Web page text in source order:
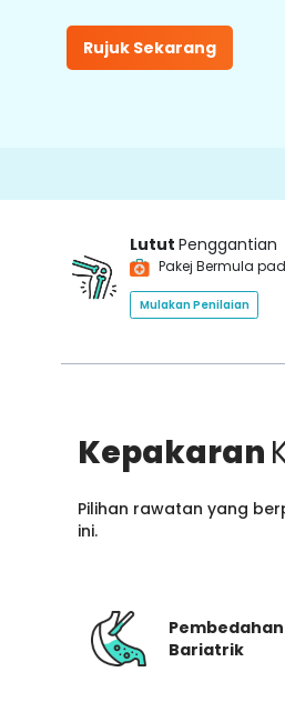
Rujuk Sekarang
Lutut Penggantian
Pakej Bermula
Mulakan Penilaian
Kepakaran
Pilihan rawatan yang
ini.
Pembedahan
Bariatrik